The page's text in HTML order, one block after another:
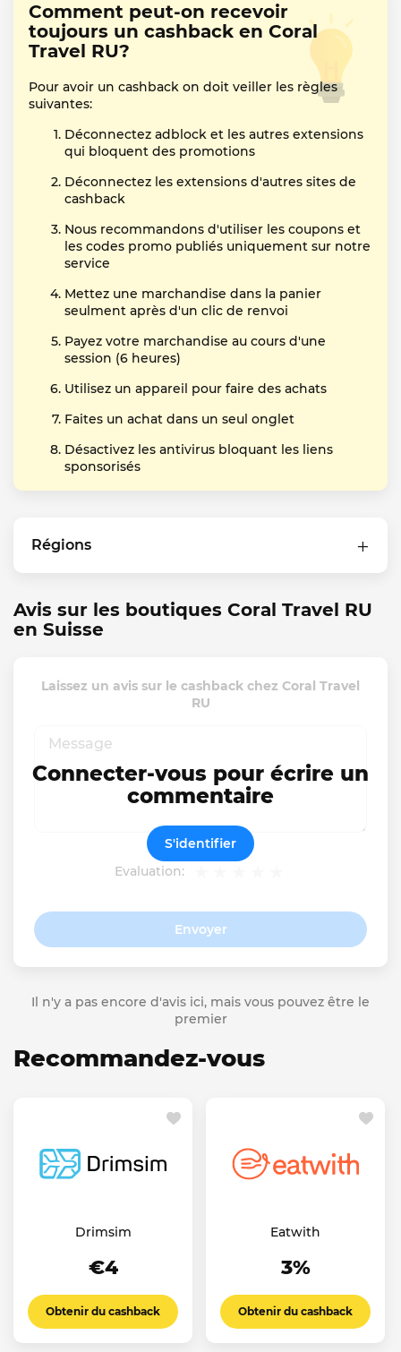
Comment peut-on recevoir
toujours un cashback en Coral
Travel RU?
Pour avoir un cashback on doit veiller les règles
suivantes:
Déconnectez adblock et les autres extensions
qui bloquent des promotions
Déconnectez les extensions d'autres sites de
cashback
Nous recommandons d'utiliser les coupons et
les codes promo publiés uniquement sur notre
service
Mettez une marchandise dans la panier
seulment après d'un clic de renvoi
Payez votre marchandise au cours d'une
session (6 heures)
Utilisez un appareil pour faire des achats
Faites un achat dans un seul onglet
Désactivez les antivirus bloquant les liens
sponsorisés
Régions
Avis sur les boutiques Coral Travel RU
en Suisse
Laissez un avis sur le cashback chez Coral Travel
RU
Evaluation:
Envoyer
Connecter-vous pour écrire un
commentaire
S'identifier
Il n'y a pas encore d'avis ici, mais vous pouvez être le
premier
Recommandez-vous
Drimsim
€4
Obtenir du cashback
Eatwith
3%
Obtenir du cashback